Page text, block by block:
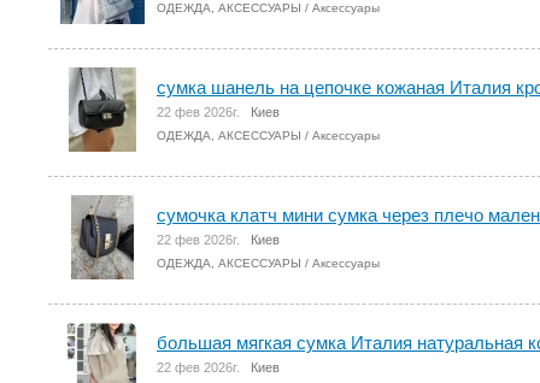
ОДЕЖДА, АКСЕССУАРЫ / Аксессуары
сумка шанель на цепочке кожаная Италия
22 фев 2026г. Киев
ОДЕЖДА, АКСЕССУАРЫ / Аксессуары
сумочка клатч мини сумка через плечо
22 фев 2026г. Киев
ОДЕЖДА, АКСЕССУАРЫ / Аксессуары
большая мягкая сумка Италия натуральная
22 фев 2026г. Киев